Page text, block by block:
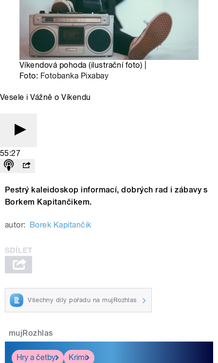
Víkendová pohoda (ilustrační foto) |
Foto: Fotobanka Pixabay
Vesele i Vážně o Víkendu
55:27
Pestrý kaleidoskop informací, dobrých rad i zábavy s
Borkem Kapitančikem.
autor: Borek Kapitančik
Všechny díly pořadu na mujRozhlas
mujRozhlas
Hry a četby
Krimi